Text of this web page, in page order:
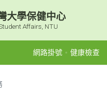
大學保健中心
Affairs, NTU
網路掛號 健康檢查